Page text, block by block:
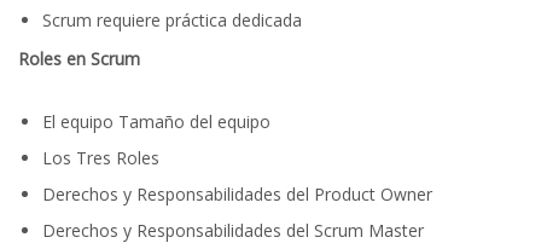
Scrum requiere práctica dedicada
Roles en Scrum
El equipo Tamaño del equipo
Los Tres Roles
Derechos y Responsabilidades del Product Owner
Derechos y Responsabilidades del Scrum Master